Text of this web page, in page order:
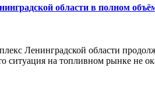
области в полном
Ленинградской области
ситуация на топливном рынке не